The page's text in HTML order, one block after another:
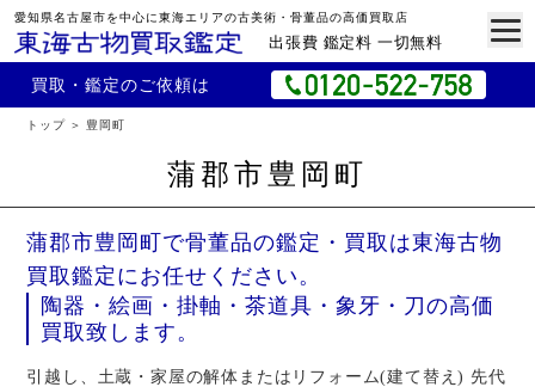
愛知県名古屋市を中心に東海エリアの古美術・骨董品の高価買取店
出張費 鑑定料 一切無料
買取・鑑定のご依頼は
トップ 豊岡町
蒲郡市豊岡町
蒲郡市豊岡町で骨董品の鑑定・買取は東海古物
買取鑑定にお任せください。
陶器・絵画・掛軸・茶道具・象牙・刀の高価
買取致します。
引越し、土蔵・家屋の解体またはリフォーム(建て替え) 先代